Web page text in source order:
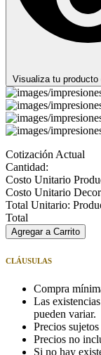
Visualiza tu producto
Cotización Actual
Cantidad:
Costo Unitario
Costo Unitario
Total Unitario:
Total
Agregar a Carrito
CLÁUSULAS
Compra
Las
pueden variar.
Precios
Precios no
Si no hay